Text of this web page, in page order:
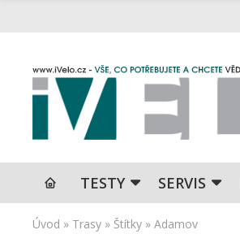
TESTY SERVIS
Úvod » Trasy » Štítky » Adamov